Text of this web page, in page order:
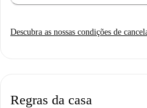
Descubra as nossas condições de
Regras da casa